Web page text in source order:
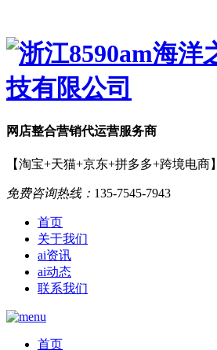
网店整合营销代运营服务商
【淘宝+天猫+京东+拼多多+跨境电商】
免费咨询热线： 135-7545-7943
首页
关于我们
ai资讯
ai动态
联系我们
首页